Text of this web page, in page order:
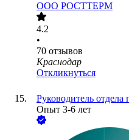
ООО РОСТТЕРМ
4.2
•
70 отзывов
Краснодар
Откликнуться
Руководитель отдела
Опыт 3-6 лет